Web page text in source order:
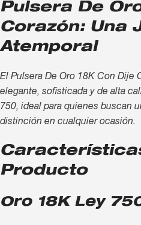
Pulsera De
Corazón: Una
Atemporal
El Pulsera De Oro 18K Con Dije
elegante, sofisticada y de alta
750, ideal para quienes buscan
distinción en cualquier ocasión.
Producto
Oro 18K Ley